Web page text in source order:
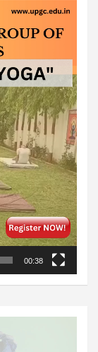
00:38